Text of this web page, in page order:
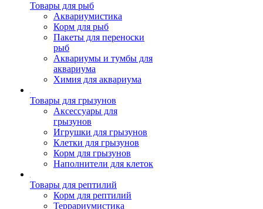
Товары для рыб
Аквариумистика
Корм для рыб
Пакеты для переноски
рыб
Аквариумы и тумбы для
аквариума
Химия для аквариума
Товары для грызунов
Аксессуары для
грызунов
Игрушки для грызунов
Клетки для грызунов
Корм для грызунов
Наполнители для клеток
Товары для рептилий
Корм для рептилий
Террариумистика